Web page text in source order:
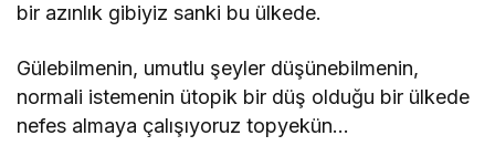
bir azınlık gibiyiz sanki bu ülkede.
Gülebilmenin, umutlu şeyler düşünebilmenin,
normali istemenin ütopik bir düş olduğu bir ülkede
nefes almaya çalışıyoruz topyekün…